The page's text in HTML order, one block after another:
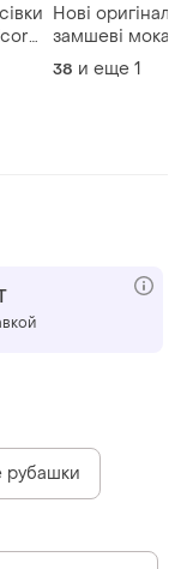
Нові
замшеві
hotter
38 и еще 1
рубашки